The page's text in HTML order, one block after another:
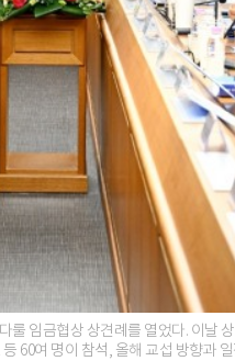
임금협상 상견례를 열었다. 이날
60여 명이 참석, 올해 교섭 방향과